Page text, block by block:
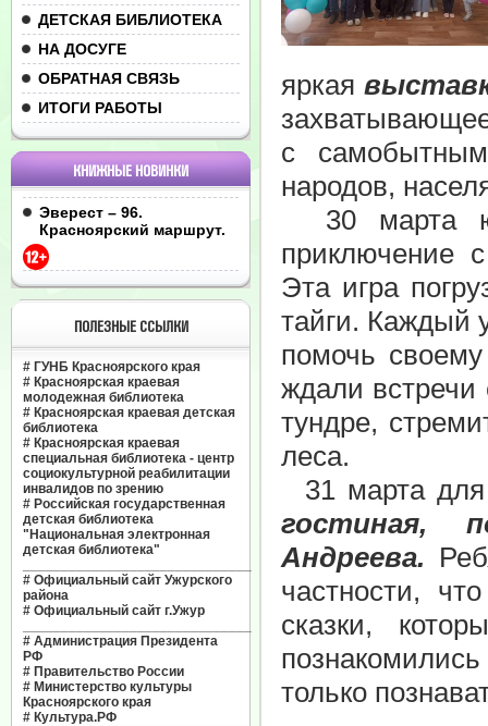
ДЕТСКАЯ БИБЛИОТЕКА
НА ДОСУГЕ
ОБРАТНАЯ СВЯЗЬ
ИТОГИ РАБОТЫ
КНИЖНЫЕ НОВИНКИ
Эверест – 96.
Красноярский маршрут.
ПОЛЕЗНЫЕ ССЫЛКИ
# ГУНБ Красноярского края
# Красноярская краевая
молодежная библиотека
# Красноярская краевая детская
библиотека
# Красноярская краевая
специальная библиотека - центр
социокультурной реабилитации
инвалидов по зрению
# Российская государственная
детская библиотека
"Национальная электронная
детская библиотека"
# Официальный сайт Ужурского
района
# Официальный сайт г.Ужур
# Администрация Президента
РФ
# Правительство России
# Министерство культуры
Красноярского края
# Культура.РФ
яркая
с
народов,
30 марта
приключение
Эта игра
тайги. Каждый
помочь
ждали
тундре,
леса.
31 марта
гостиная,
Андреева.
частности,
сказки,
только